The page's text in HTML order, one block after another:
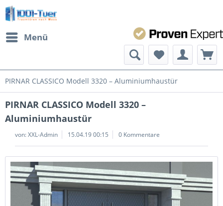
Menü
PIRNAR CLASSICO Modell 3320 – Aluminiumhaustür
PIRNAR CLASSICO Modell 3320 –
Aluminiumhaustür
von:XXL-Admin 15.04.19 00:15 0 Kommentare